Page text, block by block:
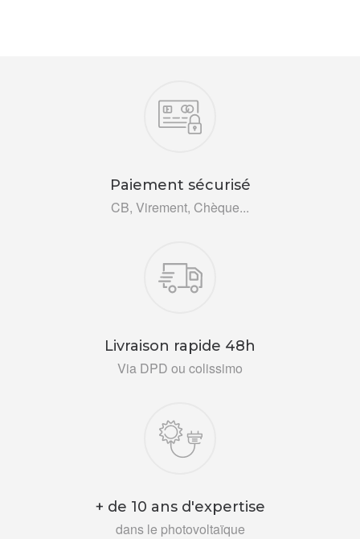
Paiement sécurisé
CB, Virement, Chèque...
Livraison rapide 48h
Via DPD ou colissimo
+ de 10 ans d'expertise
dans le photovoltaïque